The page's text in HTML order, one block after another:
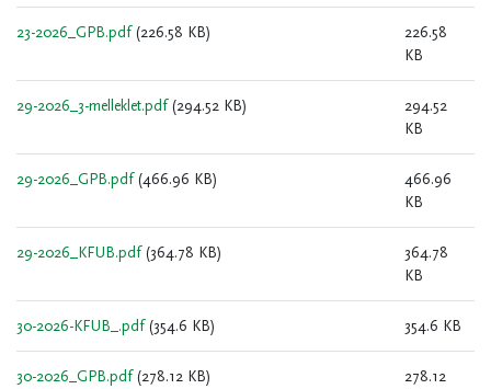
23-2026_GPB.pdf (226.58 KB)
226.58
KB
29-2026_3-melleklet.pdf (294.52 KB)
294.52
KB
29-2026_GPB.pdf (466.96 KB)
466.96
KB
29-2026_KFUB.pdf (364.78 KB)
364.78
KB
30-2026-KFUB_.pdf (354.6 KB) 354.6 KB
30-2026_GPB.pdf (278.12 KB)
278.12